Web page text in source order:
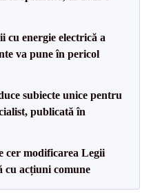
energie electrică a
va pune în pericol
subiecte unice pentru
publicată în
cer modificarea Legii
cu acțiuni comune